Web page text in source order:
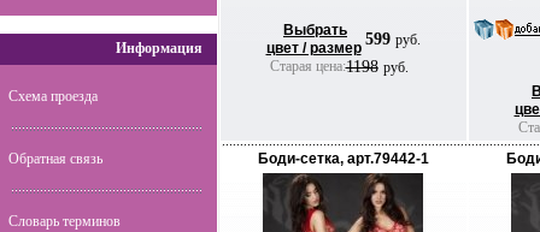
Информация
Схема проезда
Обратная связь
Словарь терминов
Выбрать
цвет / размер 599 руб.
Старая цена:1198 руб.
Боди-сетка, арт.79442-1